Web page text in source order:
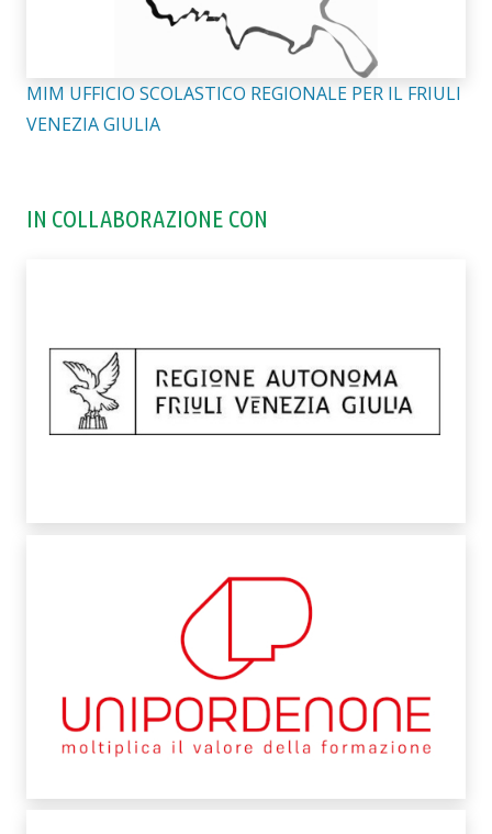
MIM UFFICIO SCOLASTICO REGIONALE PER IL FRIULI
VENEZIA GIULIA
IN COLLABORAZIONE CON